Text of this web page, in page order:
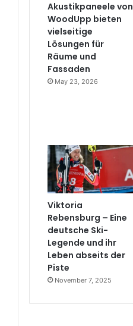
Akustikpaneele von
WoodUpp bieten
vielseitige
Lösungen für
Räume und
Fassaden
May 23, 2026
Viktoria
Rebensburg – Eine
deutsche Ski-
Legende und ihr
Leben abseits der
Piste
November 7, 2025